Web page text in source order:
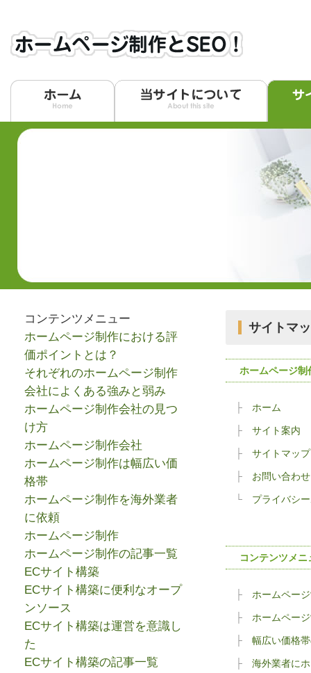
サイトマ
ホームページ制
ホーム
サイト案内
サイトマップ
お問い合わせ
プライバシ
コンテンツメニ
ホームペー
ホームペー
幅広い価格
海外業者に
コンテンツメニュー
ホームページ制作における評
価ポイントとは？
それぞれのホームページ制作
会社によくある強みと弱み
ホームページ制作会社の見つ
け方
ホームページ制作会社
ホームページ制作は幅広い価
格帯
ホームページ制作を海外業者
に依頼
ホームページ制作
ホームページ制作の記事一覧
ECサイト構築
ECサイト構築に便利なオープ
ンソース
ECサイト構築は運営を意識し
た
ECサイト構築の記事一覧